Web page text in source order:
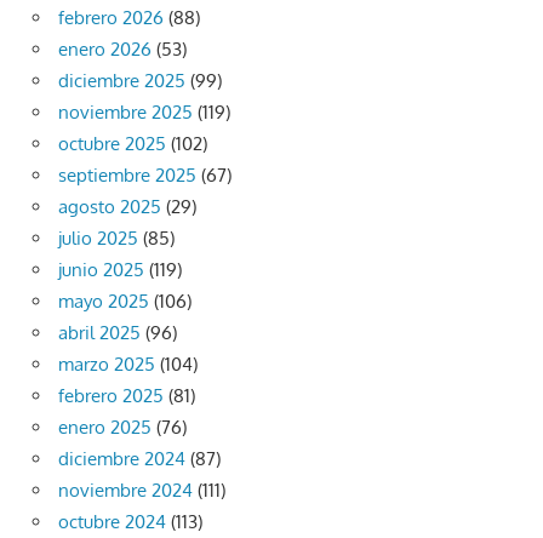
febrero 2026 (88)
enero 2026 (53)
diciembre 2025 (99)
noviembre 2025 (119)
octubre 2025 (102)
septiembre 2025 (67)
agosto 2025 (29)
julio 2025 (85)
junio 2025 (119)
mayo 2025 (106)
abril 2025 (96)
marzo 2025 (104)
febrero 2025 (81)
enero 2025 (76)
diciembre 2024 (87)
noviembre 2024 (111)
octubre 2024 (113)